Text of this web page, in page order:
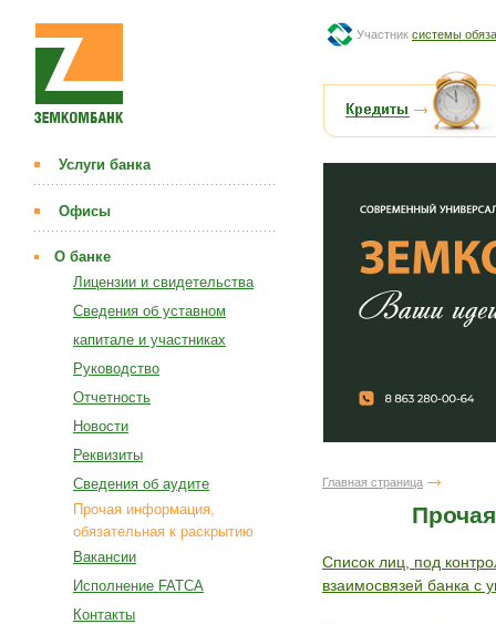
Участник системы
Услуги банка
Офисы
О банке
Лицензии и свидетельства
Сведения об уставном
капитале и участниках
Руководство
Отчетность
Новости
Реквизиты
Сведения об аудите
Прочая информация,
обязательная к раскрытию
Вакансии
Исполнение FATCA
Контакты
Главная страница
Список лиц, под
взаимосвязей банка с